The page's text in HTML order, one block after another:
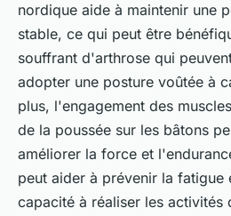
nordique aide à maintenir une
stable, ce qui peut être
souffrant d'arthrose qui
adopter une posture voûtée à
plus, l'engagement des
de la poussée sur les bâtons
améliorer la force et
peut aider à prévenir la fatigue
capacité à réaliser les activités